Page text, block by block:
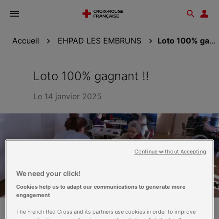
Ouvrir
Accueil EHPAD LES EMBRUNS Loto 100% gagnant !!
Loto 100% gagnant !!
Le 14 janvier 2025
We need your click!
Cookies help us to adapt our communications to generate more
engagement
The French Red Cross and its partners use cookies in order to improve
Continue without Accepting